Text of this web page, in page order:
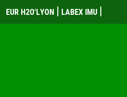
EUR H2O'LYON LABEX IMU